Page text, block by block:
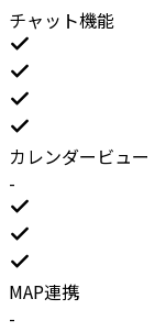
チャット機能
カレンダービュー
-
MAP連携
-